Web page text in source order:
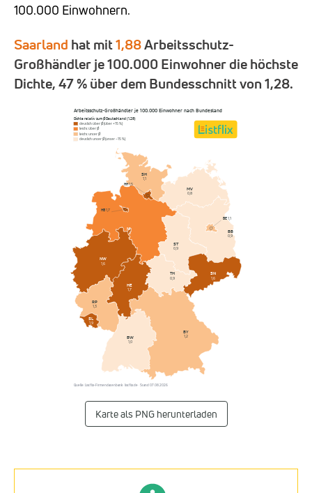
100.000 Einwohnern.
Saarland hat mit1,88Arbeitsschutz-
Großhändler je 100.000 Einwohner die höchste
Dichte, 47 % über dem Bundesschnitt von 1,28.
Arbeitsschutz-Großhändler je 100.000 Einwohner nach Bundesland
Dichte relativ zum Ø Deutschland (1,28)
deutlich über Ø (über +15 %)
leicht über Ø
leicht unter Ø
deutlich unter Ø (unter −15 %)
BW
1,0
BY
1,2
BB
0,9
HE
1,7
MV
0,8
NI
1,3
NW
1,6
RP
1,3
SL
1,9
ST
0,9
SN
1,6
SH
1,1
TH
0,9
BE1,1
HB1,7
HH1,5
Quelle: Listflix-Firmendatenbank · listflix.de · Stand 07.08.2026
Karte als PNG herunterladen